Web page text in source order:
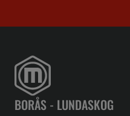
BORÅS - LUNDASKOG